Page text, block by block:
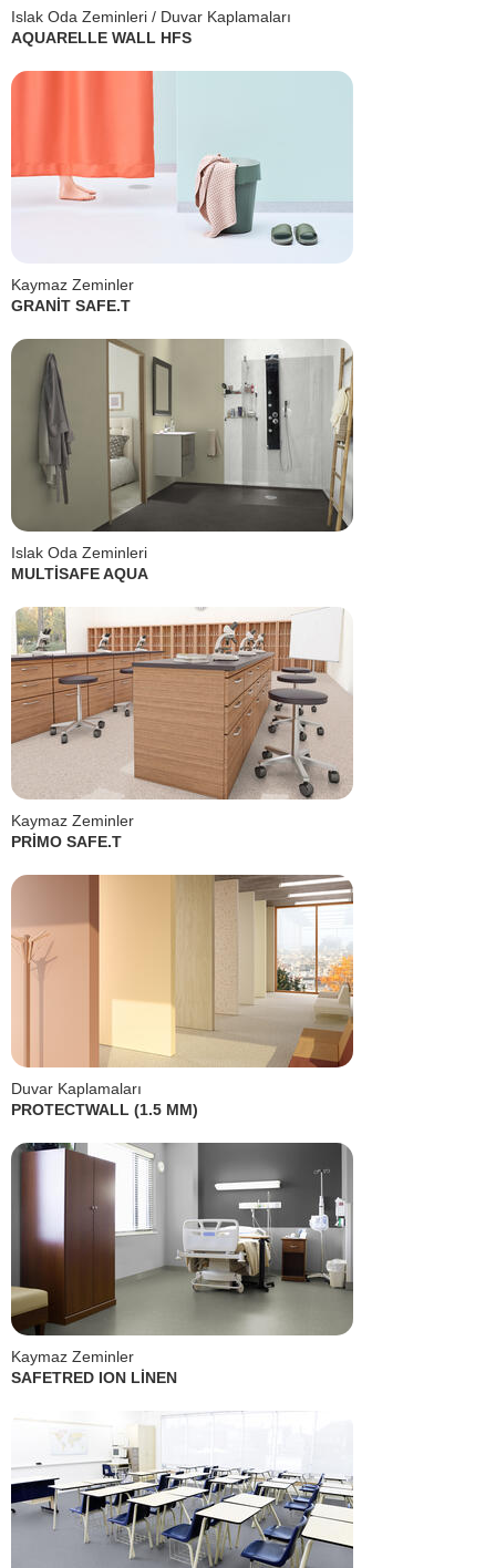
Islak Oda Zeminleri / Duvar Kaplamaları
AQUARELLE WALL HFS
Kaymaz Zeminler
GRANİT SAFE.T
Islak Oda Zeminleri
MULTİSAFE AQUA
Kaymaz Zeminler
PRİMO SAFE.T
Duvar Kaplamaları
PROTECTWALL (1.5 MM)
Kaymaz Zeminler
SAFETRED ION LİNEN